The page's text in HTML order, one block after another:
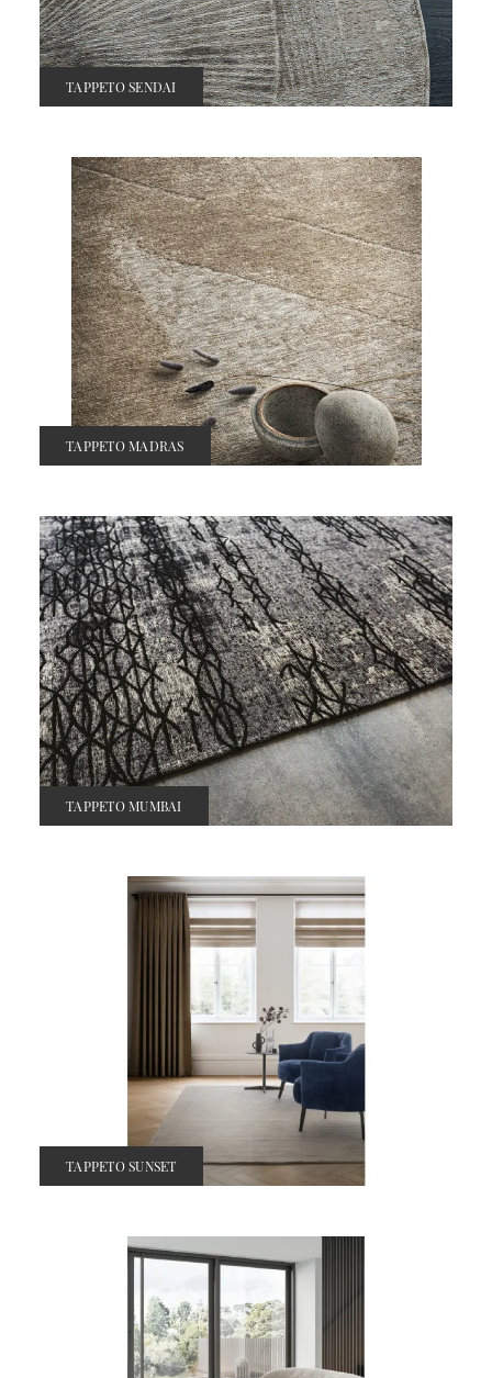
TAPPETO SENDAI
TAPPETO MADRAS
TAPPETO MUMBAI
TAPPETO SUNSET